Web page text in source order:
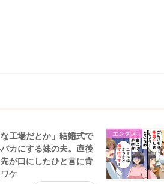
な工場だとか」結婚式で
カにする妹の夫。直後
が口にしたひと言に青
ケ
エンタメ